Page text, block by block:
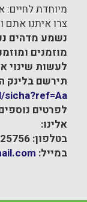
מיוחדת
צרו איתנו אתם
נשמע מדהים
מוזמנים
לעשות שינוי
תירשם בלינק
לפרטים
אלינו:
בטלפון: 03-6025756, 052-5366133
במייל: